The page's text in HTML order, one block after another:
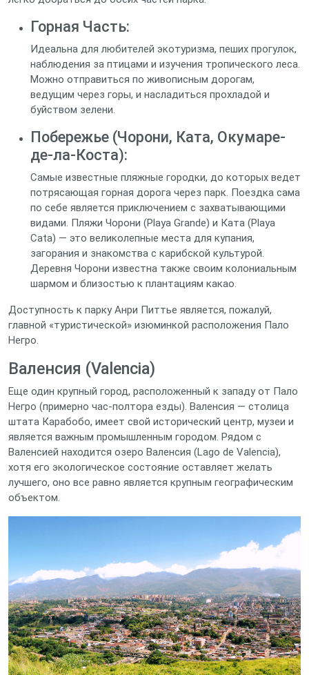
Горная Часть:
Идеальна для любителей экотуризма, пеших прогулок,
наблюдения за птицами и изучения тропического леса.
Можно отправиться по живописным дорогам,
ведущим через горы, и насладиться прохладой и
буйством зелени.
Побережье (Чорони, Ката, Окумаре-
де-ла-Коста):
Самые известные пляжные городки, до которых ведет
потрясающая горная дорога через парк. Поездка сама
по себе является приключением с захватывающими
видами. Пляжи Чорони (Playa Grande) и Ката (Playa
Cata) — это великолепные места для купания,
загорания и знакомства с карибской культурой.
Деревня Чорони известна также своим колониальным
шармом и близостью к плантациям какао.
Доступность к парку Анри Питтье является, пожалуй,
главной «туристической» изюминкой расположения Пало
Негро.
Валенсия (Valencia)
Еще один крупный город, расположенный к западу от Пало
Негро (примерно час-полтора езды). Валенсия — столица
штата Карабобо, имеет свой исторический центр, музеи и
является важным промышленным городом. Рядом с
Валенсией находится озеро Валенсия (Lago de Valencia),
хотя его экологическое состояние оставляет желать
лучшего, оно все равно является крупным географическим
объектом.